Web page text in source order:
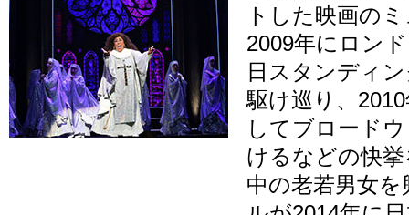
トした映画の
2009年にロン
日スタンディ
駆け巡り、
してブロード
けるなどの快
中の老若男女